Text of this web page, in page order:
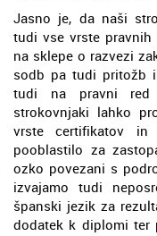
Jasno je, da naši
tudi vse vrste pravnih
na sklepe o razvezi
sodb pa tudi pritožb
tudi na pravni red
strokovnjaki lahko
vrste certifikatov in
pooblastilo za
ozko povezani s
izvajamo tudi
španski jezik za
dodatek k diplomi ter